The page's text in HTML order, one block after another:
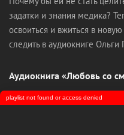
задатки и знания медика?
освоиться и вжиться в
следить в аудиокниге
Аудиокнига «Любовь со
playlist not found or access denied